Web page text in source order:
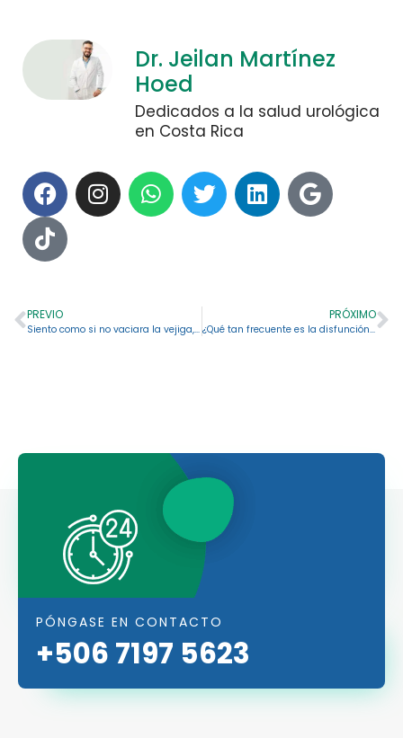
Dr. Jeilan Martínez
Hoed
Dedicados a la salud urológica
en Costa Rica
PREVIO
Siento como si no vaciara la vejiga, ¿qué me pasa?
PRÓXIMO
¿Qué tan frecuente es la disfunción eréctil en Costa Rica?
PÓNGASE EN CONTACTO
+506 7197 5623